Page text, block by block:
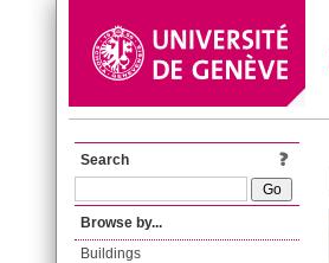
Search
Browse by...
Buildings